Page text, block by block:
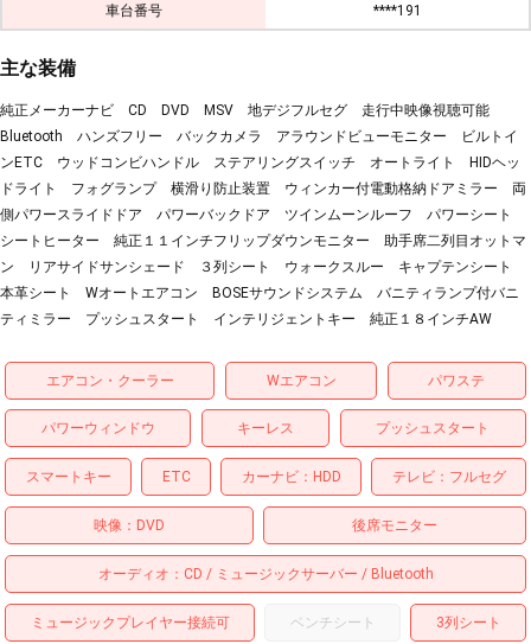
車台番号 ****191
主な装備
純正メーカーナビ CD DVD MSV 地デジフルセグ 走行中映像視聴可能
Bluetooth ハンズフリー バックカメラ アラウンドビューモニター ビルトイ
ンETC ウッドコンビハンドル ステアリングスイッチ オートライト HIDヘッ
ドライト フォグランプ 横滑り防止装置 ウィンカー付電動格納ドアミラー 両
側パワースライドドア パワーバックドア ツインムーンルーフ パワーシート
シートヒーター 純正１１インチフリップダウンモニター 助手席二列目オットマ
ン リアサイドサンシェード ３列シート ウォークスルー キャプテンシート
本革シート Wオートエアコン BOSEサウンドシステム バニティランプ付バニ
ティミラー プッシュスタート インテリジェントキー 純正１８インチAW
エアコン・クーラー Wエアコン パワステ
パワーウィンドウ キーレス プッシュスタート
スマートキー ETC カーナビ HDD テレビ フルセグ
映像 DVD 後席モニター
オーディオ CD ミュージックサーバー Bluetooth
ミュージックプレイヤー接続可 ベンチシート 3列シート